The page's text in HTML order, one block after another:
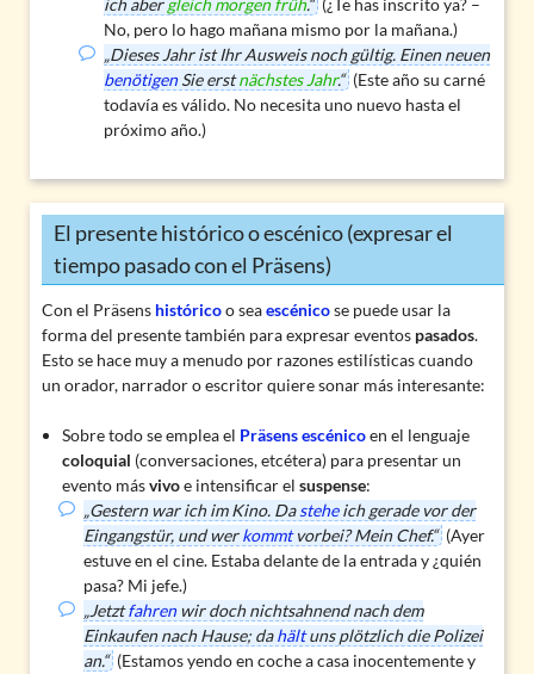
No, pero lo hago mañana mismo por la mañana.)
„Dieses Jahr ist Ihr Ausweis noch gültig. Einen neuen
benötigenSie erstnächstes Jahr.“ (Este año su carné
todavía es válido. No necesita uno nuevo hasta el
próximo año.)
El presente histórico o escénico (expresar el
tiempo pasado con el Präsens)
Con el Präsens históricoo seaescénicose puede usar la
forma del presente también para expresar eventos pasados.
Esto se hace muy a menudo por razones estilísticascuando
un orador, narrador o escritor quiere sonar más interesante:
Sobre todo se emplea el Präsens escénicoen el lenguaje
coloquial (conversaciones, etcétera) para presentar un
evento másvivoe intensificar elsuspense:
„Gestern war ich im Kino. Dasteheich gerade vor der
Eingangstür, und werkommtvorbei? Mein Chef.“ (Ayer
estuve en el cine. Estaba delante de la entrada y ¿quién
pasa? Mi jefe.)
„Jetztfahrenwir doch nichtsahnend nach dem
Einkaufen nach Hause; dahältuns plötzlich die Polizei
an.“ (Estamos yendo en coche a casa inocentemente y